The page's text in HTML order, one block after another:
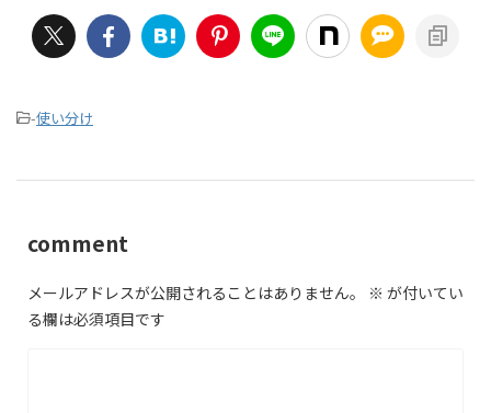
-使い分け
comment
メールアドレスが公開されることはありません。 ※ が付いてい
る欄は必須項目です